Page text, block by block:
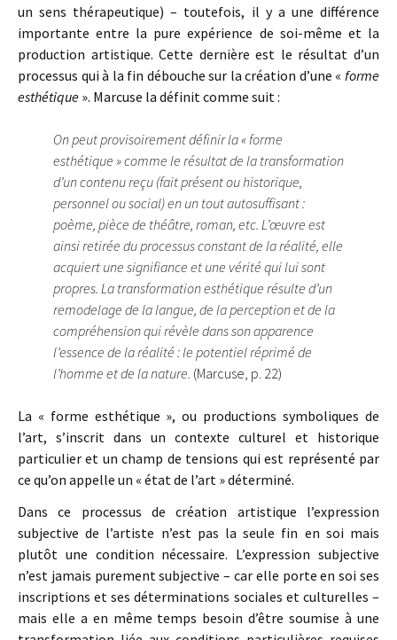
un sens thérapeutique) – toutefois, il y a une différence
importante entre la pure expérience de soi-même et la
production artistique. Cette dernière est le résultat d’un
processus qui à la fin débouche sur la création d’une « forme
esthétique ». Marcuse la définit comme suit :
On peut provisoirement définir la « forme
esthétique » comme le résultat de la transformation
d’un contenu reçu (fait présent ou historique,
personnel ou social) en un tout autosuffisant :
poème, pièce de théâtre, roman, etc. L’œuvre est
ainsi retirée du processus constant de la réalité, elle
acquiert une signifiance et une vérité qui lui sont
propres. La transformation esthétique résulte d’un
remodelage de la langue, de la perception et de la
compréhension qui révèle dans son apparence
l’essence de la réalité : le potentiel réprimé de
l’homme et de la nature. (Marcuse, p. 22)
La « forme esthétique », ou productions symboliques de
l’art, s’inscrit dans un contexte culturel et historique
particulier et un champ de tensions qui est représenté par
ce qu’on appelle un « état de l’art » déterminé.
Dans ce processus de création artistique l’expression
subjective de l’artiste n’est pas la seule fin en soi mais
plutôt une condition nécessaire. L’expression subjective
n’est jamais purement subjective – car elle porte en soi ses
inscriptions et ses déterminations sociales et culturelles –
mais elle a en même temps besoin d’être soumise à une